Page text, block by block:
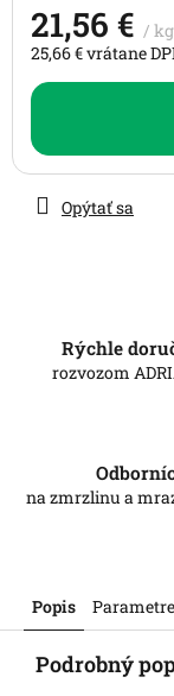
21,56 € / kg
25,66 € vrátane
Jednotková
Opýtať sa
Rýchle
rozvozom
na zmrzlinu a
Popis Parametre
Podrobný